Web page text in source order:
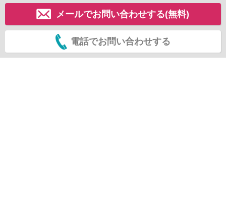
メールでお問い合わせする(無料)
電話でお問い合わせする